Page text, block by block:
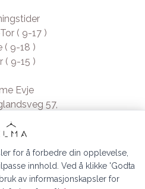
( 9-17 )
( 9-18 )
( 9-15 )
Evje
57,
Norway
923370994
for å forbedre din opplevelse,
innhold. Ved å klikke 'Godta
av informasjonskapsler for